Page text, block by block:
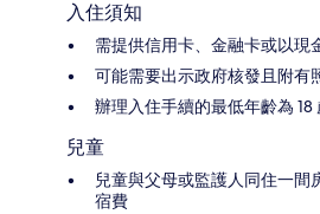
入住須知
需提供信用卡、金融卡或以現
可能需要出示政府核發且附有
辦理入住手續的最低年齡為 18
兒童
兒童與父母或監護人同住一間
宿費